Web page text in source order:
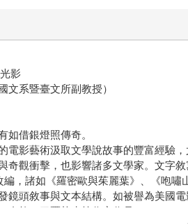
影
文系暨臺文所副教授）
如借銀燈照傳奇。
電影藝術汲取文學說故事的豐富經驗
觀衝擊，也影響諸多文學家。文字敘
，諸如《羅密歐與茱麗葉》、《咆
鏡頭敘事與文本結構。如被譽為美國
左拉、巴爾扎克等作家作品。